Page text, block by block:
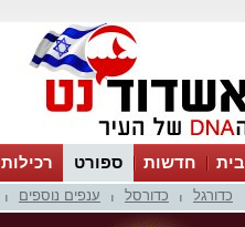
בית חדשות ספורט רכילות
כדורגל כדורסל ענפים נוספים